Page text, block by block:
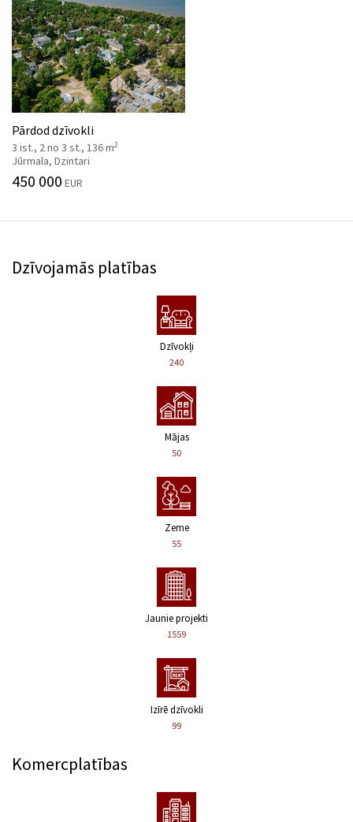
Pārdod dzīvokli
3 ist., 2 no 3 st., 136 m2
Jūrmala, Dzintari
450 000 EUR
Dzīvojamās platības
Dzīvokļi
240
Mājas
50
Zeme
55
Jaunie projekti
1559
Izīrē dzīvokli
99
Komercplatības